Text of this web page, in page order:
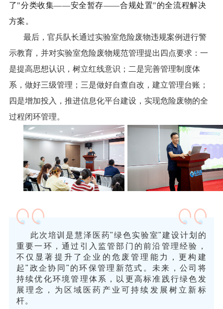
了"分类收集——安全暂存——合规处置"的全流程解决
方案。
最后，官兵队长通过实验室危险废物违规案例进行警
示教育，并对实验室危险废物规范管理提出四点要求：一
是提高思想认识，树立红线意识；二是完善管理制度体
系，做好三级管理；三是做好自查自改，建立管理台账；
四是增加投入，推进信息化平台建设，实现危险废物的全
过程闭环管理。
此次培训是慧泽医药"绿色实验室"建设计划的
重要一环，通过引入监管部门的前沿管理经验，
不仅显著提升了企业的危废管理能力，更构建
起"政企协同"的环保管理新范式。未来，公司将
持续优化环境管理体系，以更高标准践行绿色发
展理念，为区域医药产业可持续发展树立新标
杆。